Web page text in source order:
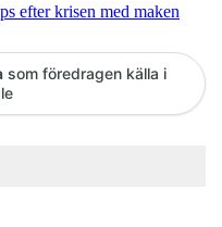
efter krisen med maken
som föredragen källa i